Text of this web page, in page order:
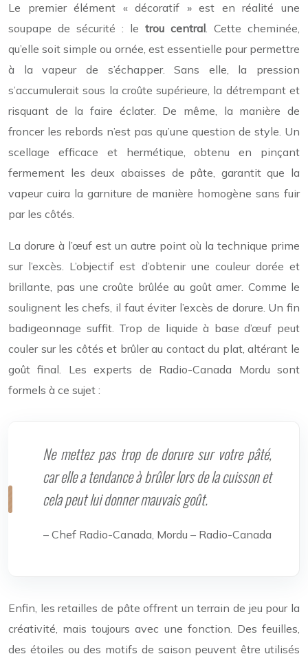
Le premier élément « décoratif » est en réalité une
soupape de sécurité : le trou central. Cette cheminée,
qu’elle soit simple ou ornée, est essentielle pour permettre
à la vapeur de s’échapper. Sans elle, la pression
s’accumulerait sous la croûte supérieure, la détrempant et
risquant de la faire éclater. De même, la manière de
froncer les rebords n’est pas qu’une question de style. Un
scellage efficace et hermétique, obtenu en pinçant
fermement les deux abaisses de pâte, garantit que la
vapeur cuira la garniture de manière homogène sans fuir
par les côtés.
La dorure à l’œuf est un autre point où la technique prime
sur l’excès. L’objectif est d’obtenir une couleur dorée et
brillante, pas une croûte brûlée au goût amer. Comme le
soulignent les chefs, il faut éviter l’excès de dorure. Un fin
badigeonnage suffit. Trop de liquide à base d’œuf peut
couler sur les côtés et brûler au contact du plat, altérant le
goût final. Les experts de Radio-Canada Mordu sont
formels à ce sujet :
Ne mettez pas trop de dorure sur votre pâté,
car elle a tendance à brûler lors de la cuisson et
cela peut lui donner mauvais goût.
– Chef Radio-Canada, Mordu – Radio-Canada
Enfin, les retailles de pâte offrent un terrain de jeu pour la
créativité, mais toujours avec une fonction. Des feuilles,
des étoiles ou des motifs de saison peuvent être utilisés